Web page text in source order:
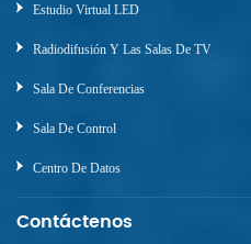
Estudio Virtual LED
Radiodifusión Y Las Salas De TV
Sala De Conferencias
Sala De Control
Centro De Datos
Contáctenos